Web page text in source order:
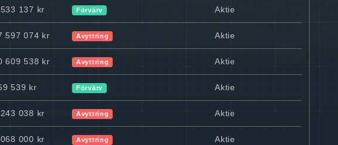
137 kr Förvärv Aktie
597 074 kr Avyttring Aktie
609 538 kr Avyttring Aktie
539 kr Förvärv Aktie
038 kr Avyttring Aktie
000 kr Avyttring Aktie